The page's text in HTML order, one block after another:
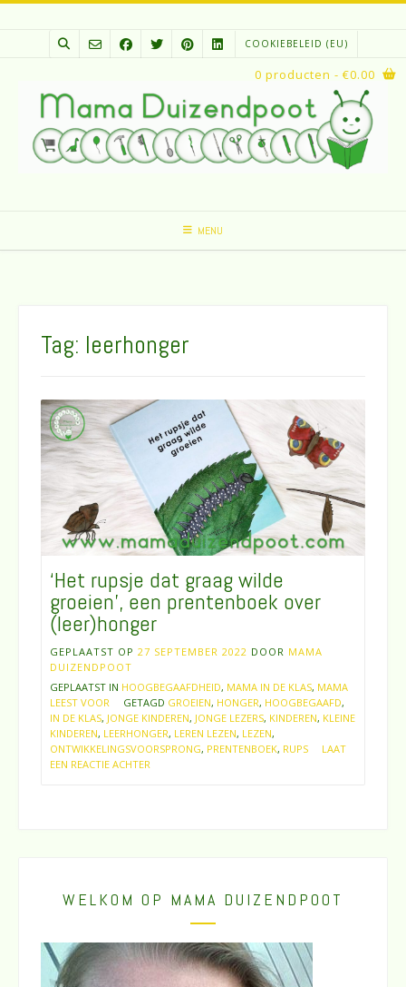
Spring
COOKIEBELEID (EU)
MENU
0 producten - €0.00
Tag: leerhonger
‘Het rupsje dat graag wilde
groeien’, een prentenboek over
(leer)honger
GEPLAATST OP 27 SEPTEMBER 2022 DOOR MAMA
DUIZENDPOOT
GEPLAATST IN HOOGBEGAAFDHEID, MAMA IN DE KLAS, MAMA
LEEST VOOR
GETAGD GROEIEN, HONGER, HOOGBEGAAFD,
IN DE KLAS, JONGE KINDEREN, JONGE LEZERS, KINDEREN, KLEINE
KINDEREN, LEERHONGER, LEREN LEZEN, LEZEN,
ONTWIKKELINGSVOORSPRONG, PRENTENBOEK, RUPS
LAAT
EEN REACTIE ACHTER
WELKOM OP MAMA DUIZENDPOOT